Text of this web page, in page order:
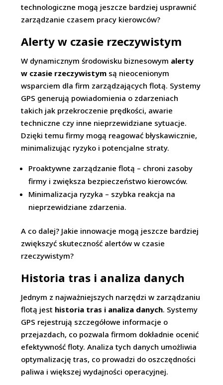
technologiczne mogą jeszcze bardziej usprawnić
zarządzanie czasem pracy kierowców?
Alerty w czasie rzeczywistym
W dynamicznym środowisku biznesowym alerty
w czasie rzeczywistym są nieocenionym
wsparciem dla firm zarządzających flotą. Systemy
GPS generują powiadomienia o zdarzeniach
takich jak przekroczenie prędkości, awarie
techniczne czy inne nieprzewidziane sytuacje.
Dzięki temu firmy mogą reagować błyskawicznie,
minimalizując ryzyko i potencjalne straty.
Proaktywne zarządzanie flotą – chroni zasoby
firmy i zwiększa bezpieczeństwo kierowców.
Minimalizacja ryzyka – szybka reakcja na
nieprzewidziane zdarzenia.
A co dalej? Jakie innowacje mogą jeszcze bardziej
zwiększyć skuteczność alertów w czasie
rzeczywistym?
Historia tras i analiza danych
Jednym z najważniejszych narzędzi w zarządzaniu
flotą jest historia tras i analiza danych. Systemy
GPS rejestrują szczegółowe informacje o
przejazdach, co pozwala firmom dokładnie ocenić
efektywność floty. Analiza tych danych umożliwia
optymalizację tras, co prowadzi do oszczędności
paliwa i większej wydajności operacyjnej.